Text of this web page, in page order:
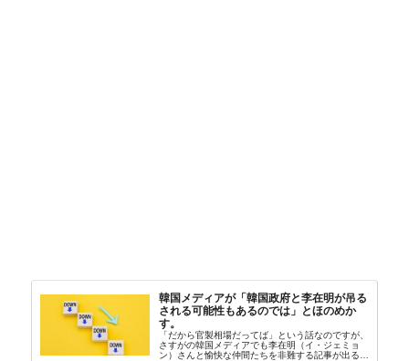
韓国メディアが「韓国政府と李在明が吊る
される可能性もあるのでは」とほのめか
す。
「だから官製相場だってば」という話なのですが、
さすがの韓国メディアでも李在明（イ・ジェミョ
ン）さんと愉快な仲間たちを非難する記事が出るよ